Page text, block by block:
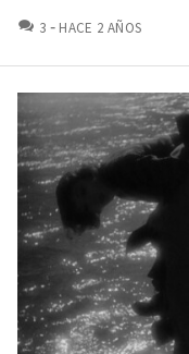
3 COMENTARIOS
HACE 2 AÑOS